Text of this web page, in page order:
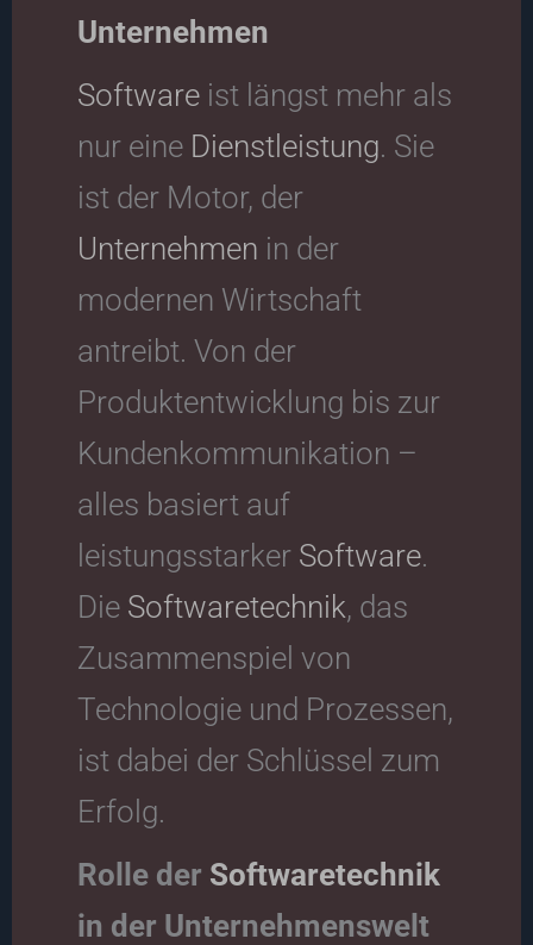
Unternehmen
Softwareist längst mehr als
nur eine Dienstleistung. Sie
ist der Motor, der
Unternehmen in der
modernen Wirtschaft
antreibt. Von der
Produktentwicklung bis zur
Kundenkommunikation –
alles basiert auf
leistungsstarker Software.
Die Softwaretechnik, das
Zusammenspiel von
Technologie und Prozessen,
ist dabei der Schlüssel zum
Erfolg.
Rolle der Softwaretechnik
in der Unternehmenswelt